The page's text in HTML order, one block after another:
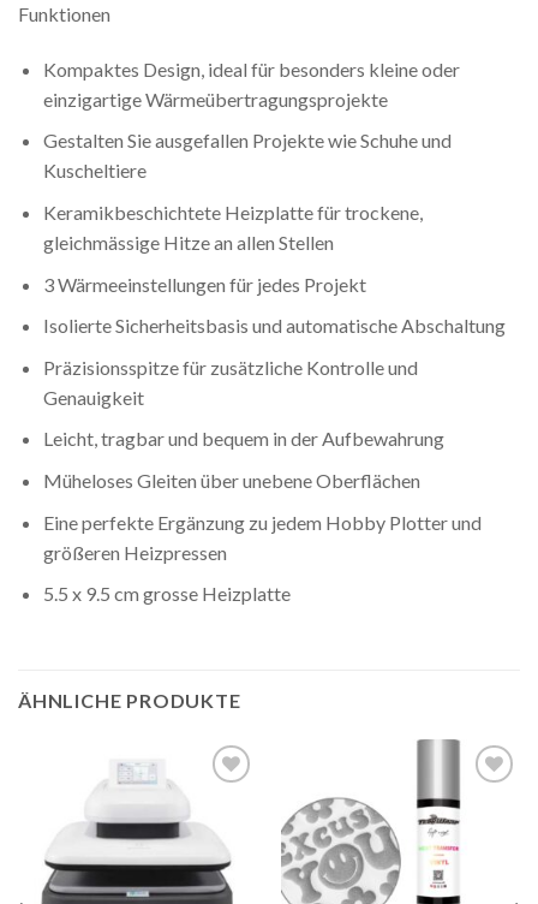
Funktionen
Kompaktes Design, ideal für besonders kleine oder
einzigartige Wärmeübertragungsprojekte
Gestalten Sie ausgefallen Projekte wie Schuhe und
Kuscheltiere
Keramikbeschichtete Heizplatte für trockene,
gleichmässige Hitze an allen Stellen
3 Wärmeeinstellungen für jedes Projekt
Isolierte Sicherheitsbasis und automatische Abschaltung
Präzisionsspitze für zusätzliche Kontrolle und
Genauigkeit
Leicht, tragbar und bequem in der Aufbewahrung
Müheloses Gleiten über unebene Oberflächen
Eine perfekte Ergänzung zu jedem Hobby Plotter und
größeren Heizpressen
5.5 x 9.5 cm grosse Heizplatte
ÄHNLICHE PRODUKTE